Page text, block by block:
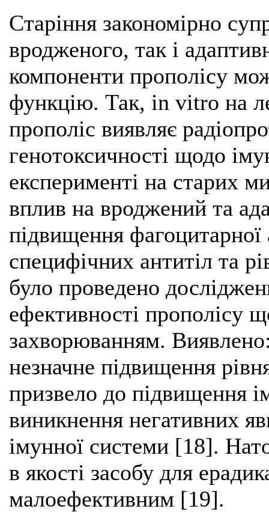
Старіння закономірно
вродженого, так і
компоненти прополісу
функцію. Так, in vitro на
прополіс виявляє
генотоксичності щодо
експерименті на старих
вплив на вроджений та
підвищення фагоцитарної
специфічних антитіл та
було проведено
ефективності прополісу
захворюванням.
незначне підвищення
призвело до підвищення
виникнення негативних
імунної системи [18].
в якості засобу для
малоефективним [19].